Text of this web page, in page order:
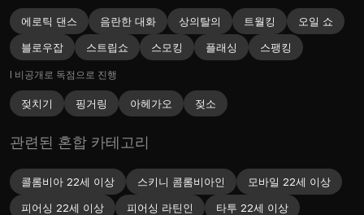
에로틱 댄스 음란한 대화 상의탈의 트월킹
오일 쇼
블로우잡
스트립쇼 스모킹 플래싱 스팽킹
I 비공개로 독점으로 진행
젖치기 핑거링 아헤가오 젖소
관련된 혼합 카테고리
콜롬비아 22세 이상 스키니 콤롬비아인
모바일 22세 이상
피어싱 22세 이상
피어싱 라틴인
타투 22세 이상